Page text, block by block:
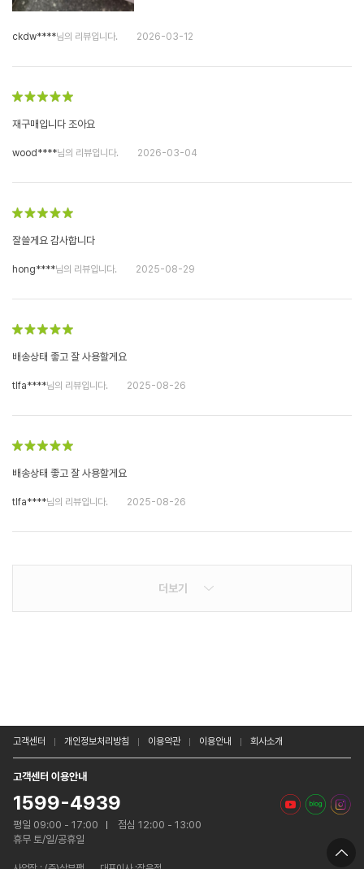
ckdw****님의 리뷰입니다. 2026-03-12
재구매입니다 조아요
wood****님의 리뷰입니다. 2026-03-04
잘쓸게요 감사합니다
hong****님의 리뷰입니다. 2025-08-29
배송상태 좋고 잘 사용할게요
tlfa****님의 리뷰입니다. 2025-08-26
배송상태 좋고 잘 사용할게요
tlfa****님의 리뷰입니다. 2025-08-26
더보기
고객센터 개인정보처리방침 이용약관 이용안내 회사소개
고객센터 이용안내
1599-4939
평일 09:00 - 17:00
점심 12:00 - 13:00
휴무 토/일/공휴일